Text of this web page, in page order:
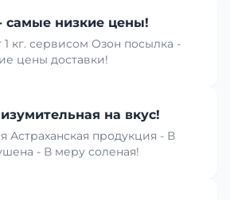
самые низкие цены!
1 кг. сервисом Озон посылка -
цены доставки!
на вкус!
Астраханская продукция - В
- В меру соленая!